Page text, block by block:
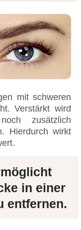
mit schweren
Verstärkt wird
zusätzlich
Hierdurch wirkt
in einer
entfernen.